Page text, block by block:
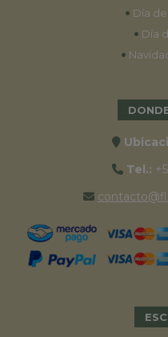
• Día
• Día
•
Tel.: